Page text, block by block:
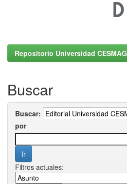
Repositorio Universidad CESMAG
Buscar
Buscar:
por
Filtros actuales: